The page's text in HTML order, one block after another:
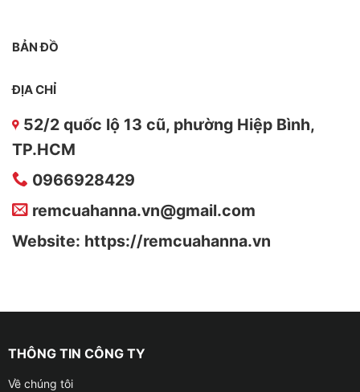
BẢN ĐỒ
ĐỊA CHỈ
52/2 quốc lộ 13 cũ, phường Hiệp Bình,
TP.HCM
0966928429
remcuahanna.vn@gmail.com
Website: https://remcuahanna.vn
THÔNG TIN CÔNG TY
Về chúng tôi